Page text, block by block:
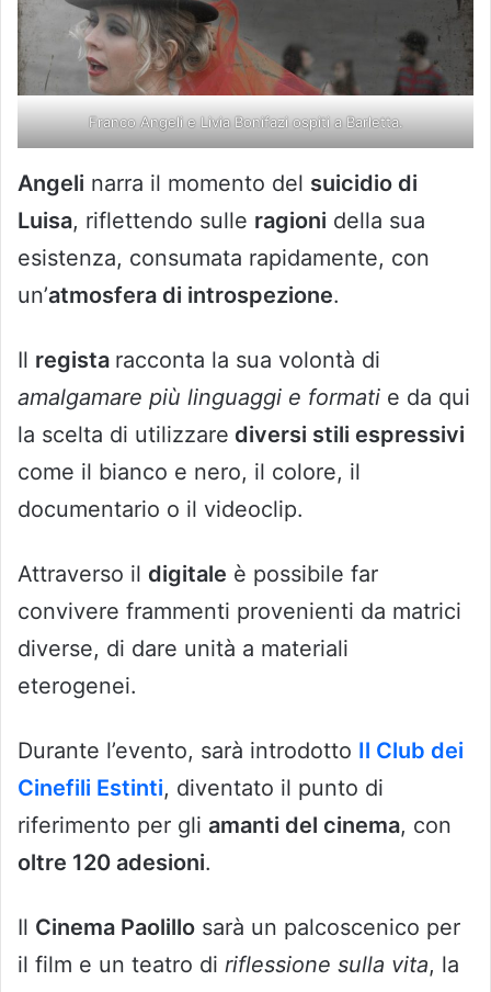
Franco Angeli e Livia Bonifazi ospiti a Barletta.
Angeli narra il momento del suicidio di
Luisa, riflettendo sulle ragioni della sua
esistenza, consumata rapidamente, con
un’atmosfera di introspezione.
Il regista racconta la sua volontà di
amalgamare più linguaggi e formati e da qui
la scelta di utilizzare diversi stili espressivi
come il bianco e nero, il colore, il
documentario o il videoclip.
Attraverso il digitale è possibile far
convivere frammenti provenienti da matrici
diverse, di dare unità a materiali
eterogenei.
Durante l’evento, sarà introdotto Il Club dei
Cinefili Estinti, diventato il punto di
riferimento per gli amanti del cinema, con
oltre 120 adesioni.
Il Cinema Paolillo sarà un palcoscenico per
il film e un teatro di riflessione sulla vita, la